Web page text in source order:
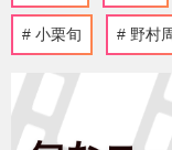
小栗旬 野村